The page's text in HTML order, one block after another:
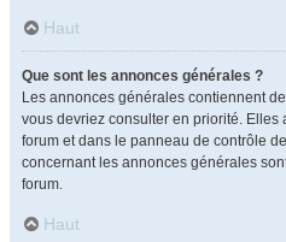
Haut
Que sont les annonces générales ?
Les annonces générales contiennent
vous devriez consulter en priorité.
forum et dans le panneau de contrôle
concernant les annonces générales
forum.
Haut